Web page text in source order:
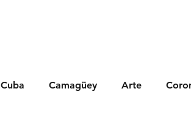
Cuba Camagüey Arte